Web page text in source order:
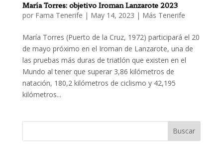
María Torres: objetivo Iroman Lanzarote 2023
por Fama Tenerife | May 14, 2023 | Más Tenerife
María Torres (Puerto de la Cruz, 1972) participará el 20
de mayo próximo en el Iroman de Lanzarote, una de
las pruebas más duras de triatlón que existen en el
Mundo al tener que superar 3,86 kilómetros de
natación, 180,2 kilómetros de ciclismo y 42,195
kilómetros...